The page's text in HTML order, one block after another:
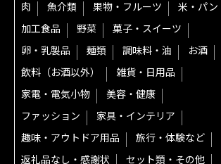
肉 魚介類 果物・フルーツ
米・パン
加工食品
野菜
菓子・スイーツ
卵・乳製品
麺類 調味料・油
お酒
飲料（お酒以外）
雑貨・日用品
家電・電気小物
美容・健康
ファッション
家具・インテリア
趣味・アウトドア用品
旅行・体験など
返礼品なし・感謝状
セット類・その他